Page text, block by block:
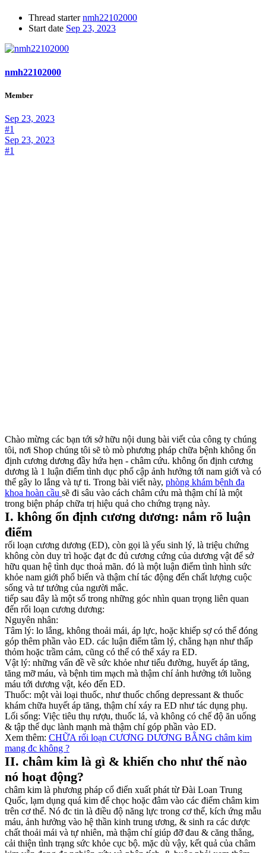
Thread starter nmh22102000
Start date Sep 23, 2023
nmh22102000
Member
Sep 23, 2023
#1
Sep 23, 2023
#1
Chào mừng các bạn tới sở hữu nội dung bài viết của công ty chúng
tôi, nơi Shop chúng tôi sẽ tò mò phương pháp chữa bệnh không ổn
định cương dương đầy hứa hẹn - châm cứu. không ổn định cương
dương là 1 luận điểm tình dục phổ cập ảnh hưởng tới nam giới và có
thể gây lo lắng và tự ti. Trong bài viết này, phòng khám bệnh đa
khoa hoàn cầu sẽ đi sâu vào cách châm cứu mà thậm chí là một
trong biện pháp chữa trị hiệu quả cho chứng trạng này.
I. không ổn định cương dương: nắm rõ luận
điểm
rối loạn cương dương (ED), còn gọi là yếu sinh lý, là triệu chứng
không còn duy trì hoặc đạt đc đủ cương cứng của dương vật để sở
hữu quan hệ tình dục thoả mãn. đó là một luận điểm tình hình sức
khỏe nam giới phổ biến và thậm chí tác động đến chất lượng cuộc
sống và tư tưởng của người mắc.
tiếp sau đây là một số trong những góc nhìn quan trọng liên quan
đến rối loạn cương dương:
Nguyên nhân:
Tâm lý: lo lắng, không thoải mái, áp lực, hoặc khiếp sợ có thể đóng
góp thêm phần vào ED. các luận điểm tâm lý, chẳng hạn như thấp
thỏm hoặc trầm cảm, cũng có thể có thể xáy ra ED.
Vật lý: những vấn đề về sức khỏe như tiểu đường, huyết áp tăng,
tăng mỡ máu, và bệnh tim mạch mà thậm chí ảnh hưởng tới luồng
máu tới dương vật, kéo đến ED.
Thuốc: một vài loại thuốc, như thuốc chống depressant & thuốc
khám chữa huyết áp tăng, thậm chí xáy ra ED như tác dụng phụ.
Lối sống: Việc tiêu thụ rượu, thuốc lá, và không có chế độ ăn uống
& tập thể dục lành mạnh mà thậm chí góp phần vào ED.
Xem thêm: CHỮA rối loạn CƯƠNG DƯƠNG BẰNG châm kim
mang đc không ?
II. châm kim là gì & khiến cho như thế nào
nó hoạt động?
châm kim là phương pháp cổ điển xuất phát từ Đài Loan Trung
Quốc, lạm dụng quá kim để chọc hoặc đâm vào các điểm châm kim
trên cơ thể. Nó đc tin là điều độ năng lực trong cơ thể, kích ứng mẫu
máu, ảnh hưởng vào hệ thần kinh trung ương, & sinh ra các dược
chất thoải mái và tự nhiên, mà thậm chí giúp đỡ đau & căng thẳng,
cải thiện tình trạng sức khỏe cục bộ. mặc dù vậy, kết quả của châm